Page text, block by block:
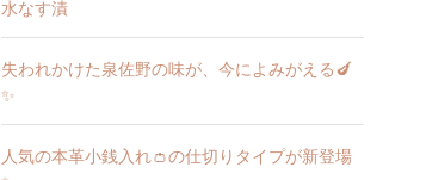
水なす漬
失われかけた泉佐野の味が、今によみがえる🍆
✨
人気の本革小銭入れ👛の仕切りタイプが新登場